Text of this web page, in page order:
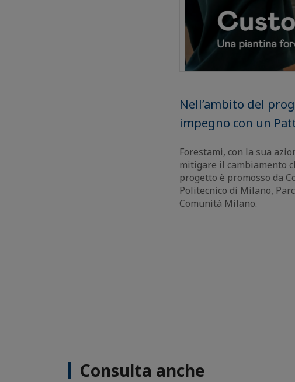
Nell’ambito del
impegno con un
Forestami, con la sua
mitigare il cambiamento
progetto è promosso da
Politecnico di Milano,
Comunità Milano.
Consulta anche